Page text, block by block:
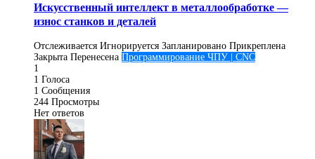
Искусственный интеллект в металлообработке —
износ станков и деталей
Отслеживается Игнорируется Запланировано Прикреплена
Закрыта Перенесена Программирование ЧПУ | CNC
1
1 Голоса
1 Сообщения
244 Просмотры
Нет ответов